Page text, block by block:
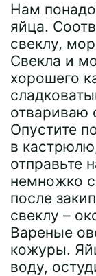
Нам
яйца.
свеклу,
Свекла и
хорошего
отвариваю
Опустите
в
отправьте
немножко
после
свеклу –
Вареные
кожуры.
воду,